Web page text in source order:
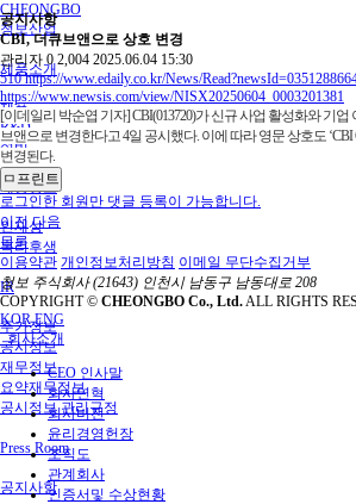
CHEONGBO
청보산업
제품소개
제품
R&D
설비
채용정보
인재상
복리후생
IR
주가정보
공시정보
재무정보
요약재무정보
공시정보 관리규정
Press Room
공지사항
공지사항
CBI, 더큐브앤으로 상호 변경
관리자 02,004 2025.06.04 15:30
510https://www.edaily.co.kr/News/
https://www.newsis.com/view/NISX20250604_0003201381
[이데일리 박순엽 기자] CBI(013720)가 신규 사업 활성화와 기
브앤으로 변경한다고 4일 공시했다. 이에 따라 영문 상호도 ‘CBI
변경된다.
ㅁ프린트
로그인한 회원만 댓글 등록이 가능합니다.
이전 다음
목록
이용약관 개인정보처리방침 이메일 무단수집거부
청보 주식회사(21643) 인천시 남동구 남동대로 208
COPYRIGHT © CHEONGBO Co., Ltd.ALL RIGHTS
KOR ENG
회사소개
CEO 인사말
회사연혁
회사비전
윤리경영헌장
조직도
관계회사
인증서및 수상현황